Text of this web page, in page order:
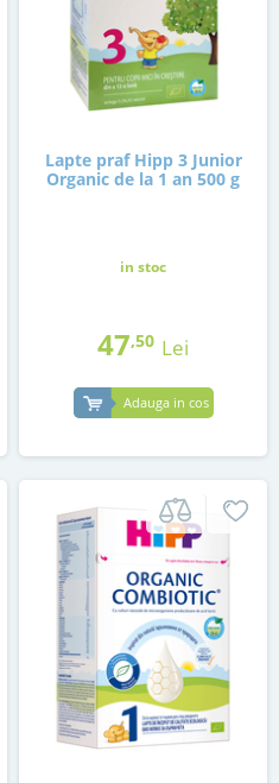
Lapte praf Hipp 3 Junior
Organic de la 1 an 500 g
in stoc
47,50 Lei
Adauga in cos